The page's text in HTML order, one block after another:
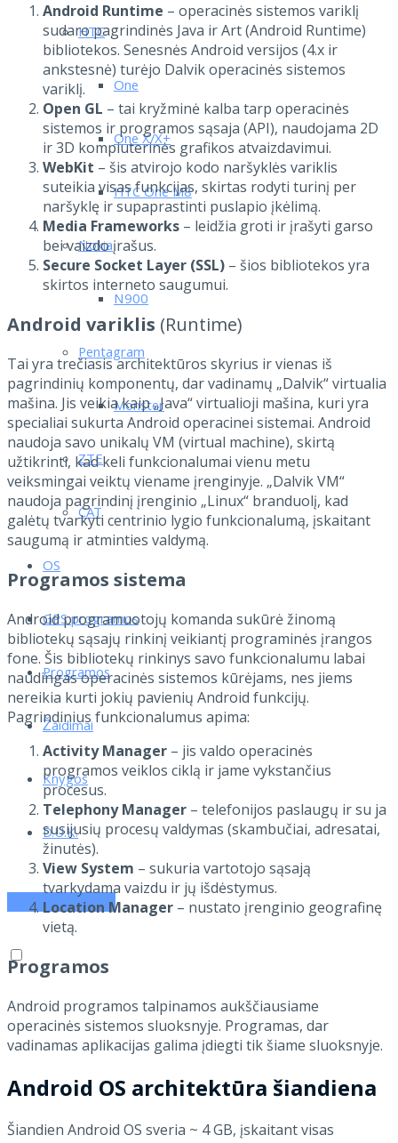
HTC
One
One X/X+
HTC One M8
Nokia
N900
Pentagram
Monster
ZTE
CAT
OS
GPS programos
Programos
Žaidimai
Knygos
D.U.K.
PRENUMERUOK
Android Runtime – operacinės sistemos variklį
sudaro pagrindinės Java ir Art (Android Runtime)
bibliotekos. Senesnės Android versijos (4.x ir
ankstesnė) turėjo Dalvik operacinės sistemos
variklį.
Open GL – tai kryžminė kalba tarp operacinės
sistemos ir programos sąsaja (API), naudojama 2D
ir 3D kompiuterinės grafikos atvaizdavimui.
WebKit – šis atvirojo kodo naršyklės variklis
suteikia visas funkcijas, skirtas rodyti turinį per
naršyklę ir supaprastinti puslapio įkėlimą.
Media Frameworks – leidžia groti ir įrašyti garso
bei vaizdo įrašus.
Secure Socket Layer (SSL) – šios bibliotekos yra
skirtos interneto saugumui.
Android variklis (Runtime)
Tai yra trečiasis architektūros skyrius ir vienas iš
pagrindinių komponentų, dar vadinamų „Dalvik“ virtualia
mašina. Jis veikia kaip „Java“ virtualioji mašina, kuri yra
specialiai sukurta Android operacinei sistemai. Android
naudoja savo unikalų VM (virtual machine), skirtą
užtikrinti, kad keli funkcionalumai vienu metu
veiksmingai veiktų viename įrenginyje. „Dalvik VM“
naudoja pagrindinį įrenginio „Linux“ branduolį, kad
galėtų tvarkyti centrinio lygio funkcionalumą, įskaitant
saugumą ir atminties valdymą.
Programos sistema
Android programuotojų komanda sukūrė žinomą
bibliotekų sąsajų rinkinį veikiantį programinės įrangos
fone. Šis bibliotekų rinkinys savo funkcionalumu labai
naudingas operacinės sistemos kūrėjams, nes jiems
nereikia kurti jokių pavienių Android funkcijų.
Pagrindinius funkcionalumus apima:
Activity Manager – jis valdo operacinės
programos veiklos ciklą ir jame vykstančius
procesus.
Telephony Manager – telefonijos paslaugų ir su ja
susijusių procesų valdymas (skambučiai, adresatai,
žinutės).
View System – sukuria vartotojo sąsają
tvarkydama vaizdu ir jų išdėstymus.
Location Manager – nustato įrenginio geografinę
vietą.
Programos
Android programos talpinamos aukščiausiame
operacinės sistemos sluoksnyje. Programas, dar
vadinamas aplikacijas galima įdiegti tik šiame sluoksnyje.
Android OS architektūra šiandiena
Šiandien Android OS sveria ~ 4 GB, įskaitant visas